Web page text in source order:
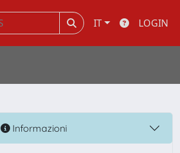
IT LOGIN
Informazioni